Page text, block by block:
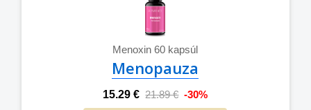
Menoxin 60 kapsúl
Menopauza
15.29 € 21.89 € -30%